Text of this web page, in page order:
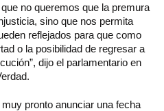
no queremos que la premura
sino que nos permita
reflejados para que como
o la posibilidad de regresar a
dijo el parlamentario en
pronto anunciar una fecha